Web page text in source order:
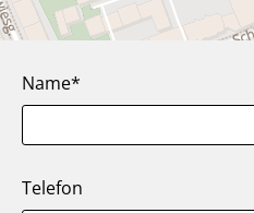
Name*
Telefon